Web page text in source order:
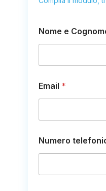
Nome e
N
u
o
N
u
e
Email *
Numero